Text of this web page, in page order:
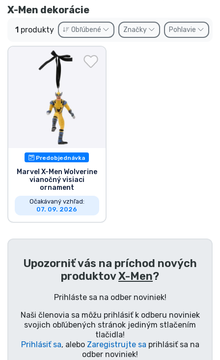
X-Men dekorácie
1 produkty Obľúbené Značky Pohlavie
Predobjednávka
Marvel X-Men Wolverine
vianočný visiaci
ornament
Očakávaný vzhľad:
07. 09. 2026
Upozorniť vás na príchod nových
produktovX-Men?
Prihláste sa na odber noviniek!
Naši členovia sa môžu prihlásiť k odberu noviniek
svojich obľúbených stránok jediným stlačením
tlačidla!
Prihlásiť sa, alebo Zaregistrujte sa prihlásiť sa na
odber noviniek!
Predobjednávky
Outlet produkty
Preprava a platba
Zoradiť podľa série
Zoradiť podľa filmov
Zoradiť podľa karikatúry
Zoradiť podľa Anime
Zoradiť podľa hier
Zoradiť podľa športu
Značky